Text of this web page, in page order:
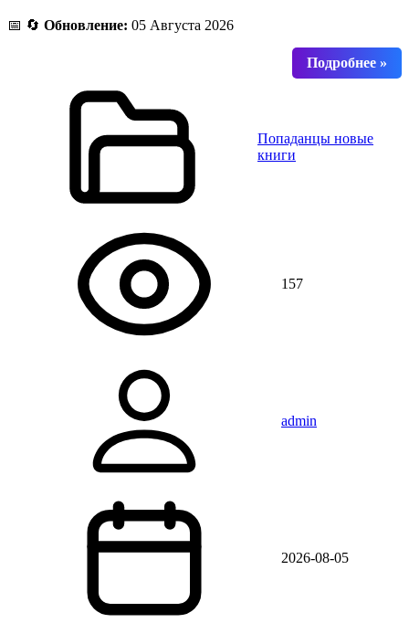
📅 🔄 Обновление: 05 Августа 2026
Попаданцы новые
книги
157
admin
2026-08-05